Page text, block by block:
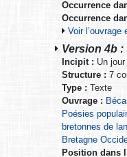
Occurrence
Occurrence
Voir l’ouvrage
Version 4b
Incipit : Un
Structure : 7
Type : Texte
Ouvrage :
Poésies
bretonnes de
Bretagne
Position dans